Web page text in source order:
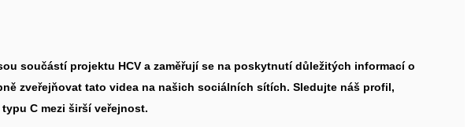
součástí projektu HCV a zaměřují se na poskytnutí důležitých informací o
zveřejňovat tato videa na našich sociálních sítích. Sledujte náš profil,
C mezi širší veřejnost.